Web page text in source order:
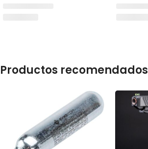
Productos recomendados